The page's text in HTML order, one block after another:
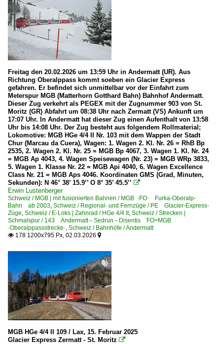
E-Loks | Schmalspur
Ge 4/4 II ·RhB·
E-Loks | Zahnrad
HGe 4/4
HGe 4/4 II
Galerien
Berühmte Züge | Züge mit Namen
Experimente - Anders gesehen
Historisches
MGB | mit fusionierten Bahnen
FO Furka-Oberalp-Bahn 1915 (-2002)
MGB ·BVZ· Brig-Visp-Zermatt-Bahn ab 2003
MGB ·FO· Furka-Oberalp-Bahn ab 2003
Sonstiges
Triebfahrzeuge
Museumsbahnen und Vereine
DFB Dampfbahn Furka-Bergstrecke
Regionen
Wallis
2020
2020
2021
2022
2025
2026
Freitag den 20.02.2026 um 13:59 Uhr in Andermatt (UR). Aus
Richtung Oberalppass kommt soeben ein Glacier Express
gefahren. Er befindet sich unmittelbar vor der Einfahrt zum
Meterspur MGB (Matterhorn Gotthard Bahn) Bahnhof Andermatt.
Dieser Zug verkehrt als PEGEX mit der Zugnummer 903 von St.
Moritz (GR) Abfahrt um 08:38 Uhr nach Zermatt (VS) Ankunft um
17:07 Uhr. In Andermatt hat dieser Zug einen Aufenthalt von 13:58
Uhr bis 14:08 Uhr. Der Zug besteht aus folgendem Rollmaterial;
Lokomotive: MGB HGe 4/4 II Nr. 103 mit dem Wappen der Stadt
Chur (Marcau da Cuera), Wagen: 1. Wagen 2. Kl. Nr. 26 = RhB Bp
2535, 2. Wagen 2. Kl. Nr. 25 = MGB Bp 4067, 3. Wagen 1. Kl. Nr. 24
= MGB Ap 4043, 4. Wagen Speisewagen (Nr. 23) = MGB WRp 3833,
5. Wagen 1. Klasse Nr. 22 = MGB Api 4040, 6. Wagen Excellence
Class Nr. 21 = MGB Aps 4046. Koordinaten GMS (Grad, Minuten,
Sekunden): N 46° 38’ 15.9’’ O 8° 35’ 45.5’’ 
Erwin Lustenberger
Schweiz / MGB | mit fusionierten Bahnen / MGB ·FO· Furka-Oberalp-
Bahn ab 2003, Schweiz / Regional- und Fernzüge / PE Glacier-Express-
Züge, Schweiz / E-Loks | Zahnrad / HGe 4/4 II , Schweiz / Strecken |
Schmalspur / 143 Andermatt – Sedrun – Disentis FO>MGB
·Oberalppassstrecke·, Schweiz / Bahnhöfe / Andermatt
 178 1200x795 Px, 02.03.2026 
MGB HGe 4/4 II 109 / Lax, 15. Februar 2025
Glacier Express Zermatt - St. Moritz 